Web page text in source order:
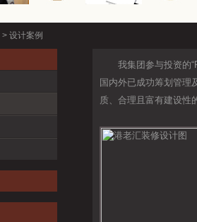
> 设计案例
我集团参与投资的
国内外已成功筹划管理
质、合理且富有建设性